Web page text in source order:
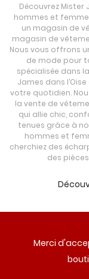
Découvrez
hommes et
un magasin de
magasin de
Nous vous offrons
de mode pour
spécialisée dans
James dans
votre quotidien.
la vente de
qui allie chic,
tenues grâce à
hommes et
cherchiez des
des
Merci